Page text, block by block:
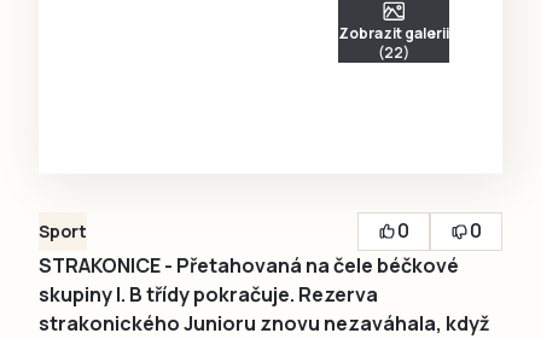
Zobrazit galerii
(22)
Sport 0
0
STRAKONICE - Přetahovaná na čele béčkové
skupiny I. B třídy pokračuje. Rezerva
strakonického Junioru znovu nezaváhala, když